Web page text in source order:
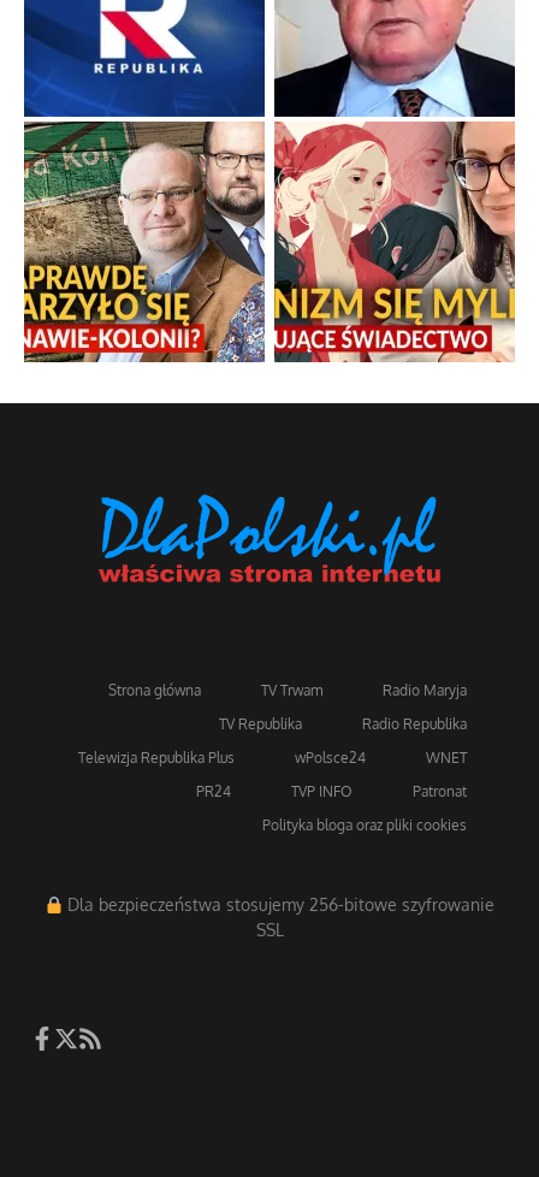
Strona główna TV Trwam
Radio Maryja
TV Republika
Radio Republika
Telewizja Republika Plus
wPolsce24
WNET
PR24
TVP INFO
Patronat
Polityka bloga oraz pliki cookies
Dla bezpieczeństwa stosujemy 256-bitowe szyfrowanie
SSL